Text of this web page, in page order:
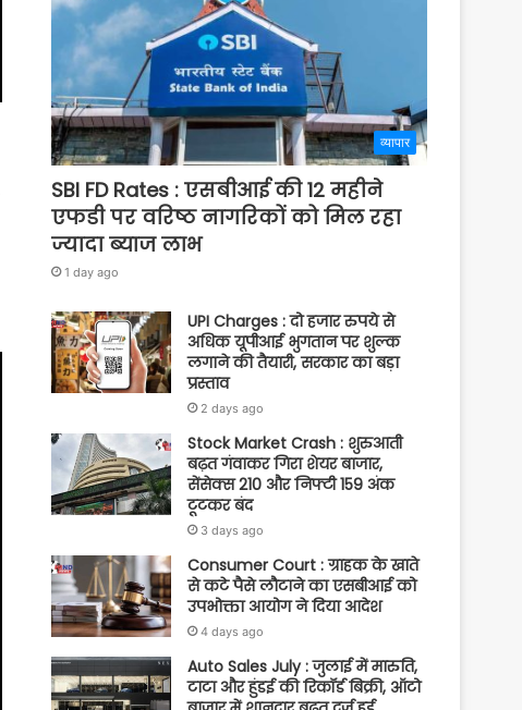
व्यापार
SBI FD Rates : एसबीआई की 12 महीने
एफडी पर वरिष्ठ नागरिकों को मिल रहा
ज्यादा ब्याज लाभ
1 day ago
UPI Charges : दो हजार रुपये से
अधिक यूपीआई भुगतान पर शुल्क
लगाने की तैयारी, सरकार का बड़ा
प्रस्ताव
2 days ago
Stock Market Crash : शुरुआती
बढ़त गंवाकर गिरा शेयर बाजार,
सेंसेक्स 210 और निफ्टी 159 अंक
टूटकर बंद
3 days ago
Consumer Court : ग्राहक के खाते
से कटे पैसे लौटाने का एसबीआई को
उपभोक्ता आयोग ने दिया आदेश
4 days ago
Auto Sales July : जुलाई में मारुति,
टाटा और हुंडई की रिकॉर्ड बिक्री, ऑटो